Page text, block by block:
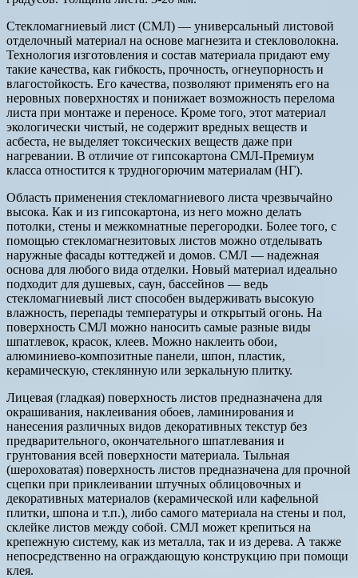
Стекломагниевый лист (СМЛ) — универсальный листовой
отделочный материал на основе магнезита и стекловолокна.
Технология изготовления и состав материала придают ему
такие качества, как гибкость, прочность, огнеупорность и
влагостойкость. Его качества, позволяют применять его на
неровных поверхностях и понижает возможность перелома
листа при монтаже и переносе. Кроме того, этот материал
экологически чистый, не содержит вредных веществ и
асбеста, не выделяет токсических веществ даже при
нагревании. В отличие от гипсокартона СМЛ-Премиум
класса отностится к трудногорючим материалам (НГ).
Область применения стекломагниевого листа чрезвычайно
высока. Как и из гипсокартона, из него можно делать
потолки, стены и межкомнатные перегородки. Более того, с
помощью стекломагнезитовых листов можно отделывать
наружные фасады коттеджей и домов. СМЛ — надежная
основа для любого вида отделки. Новый материал идеально
подходит для душевых, саун, бассейнов — ведь
стекломагниевый лист способен выдерживать высокую
влажность, перепады температуры и открытый огонь. На
поверхность СМЛ можно наносить самые разные виды
шпатлевок, красок, клеев. Можно наклеить обои,
алюминиево-композитные панели, шпон, пластик,
керамическую, стеклянную или зеркальную плитку.
Лицевая (гладкая) поверхность листов предназначена для
окрашивания, наклеивания обоев, ламинирования и
нанесения различных видов декоративных текстур без
предварительного, окончательного шпатлевания и
грунтования всей поверхности материала. Тыльная
(шероховатая) поверхность листов предназначена для прочной
сцепки при приклеивании штучных облицовочных и
декоративных материалов (керамической или кафельной
плитки, шпона и т.п.), либо самого материала на стены и пол,
склейке листов между собой. СМЛ может крепиться на
крепежную систему, как из металла, так и из дерева. А также
непосредственно на ограждающую конструкцию при помощи
клея.